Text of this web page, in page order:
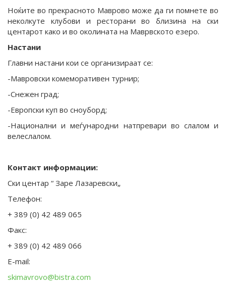
Ноќите во прекрасното Маврово може да ги помнете во
неколкуте клубови и ресторани во близина на ски
центарот како и во околината на Маврвското езеро.
Настани
Главни настани кои се организираат се:
-Мавровски комеморативен турнир;
-Снежен град;
-Европски куп во сноуборд;
-Национални и меѓународни натпревари во слалом и
велеслалом.
Контакт информации:
Ски центар “ Заре Лазаревски„
Телефон:
+ 389 (0) 42 489 065
Факс:
+ 389 (0) 42 489 066
E-mail:
skimavrovo@bistra.com